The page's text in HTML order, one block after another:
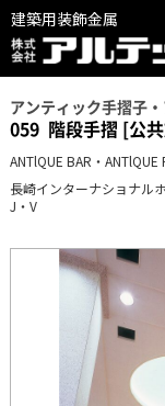
建築用装飾金属
アンティック手摺子
059 階段手摺 [公
ANTlQUE BAR・ANTlQUE
長崎インターナショナ
J・V